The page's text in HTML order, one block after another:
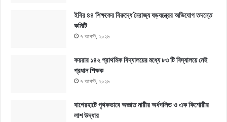
ইবির ৪৪ শিক্ষকের বিরুদ্ধে নৈরাজ্য ষড়যন্ত্রের অভিযোগ তদন্তে
কমিটি
৭ আগস্ট, ২০২৬
কয়রার ১৪২ প্রাথমিক বিদ্যালয়ের মধ্যে ৮৩ টি বিদ্যালয়ে নেই
প্রধান শিক্ষক
৭ আগস্ট, ২০২৬
বাগেরহাটে পৃথকভাবে অজ্ঞাত নারীর অর্ধগলিত ও এক কিশোরীর
লাশ উদ্ধার